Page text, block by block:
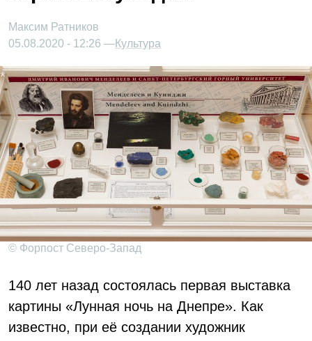
Максим Ратников
05.08.2020 - 12:26 —Культура
© Форпост Северо-Запад
140 лет назад состоялась первая выставка
картины «Лунная ночь на Днепре». Как
известно, при её создании художник